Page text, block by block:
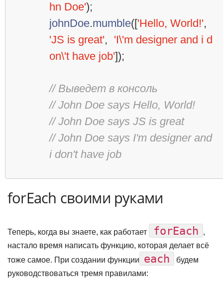
hn Doe');
johnDoe.mumble(['Hello, World!',
'JS is great', 'I\'m designer and i d
on\'t have job']);
// Выведет в консоль
// John Doe says Hello, World!
// John Doe says JS is great
// John Doe says I'm designer and
i don't have job
forEach своими руками
Теперь, когда вы знаете, как работает forEach
,
настало время написать функцию, которая делает всё
тоже самое. При создании функции
each
будем
руководствоваться тремя правилами: